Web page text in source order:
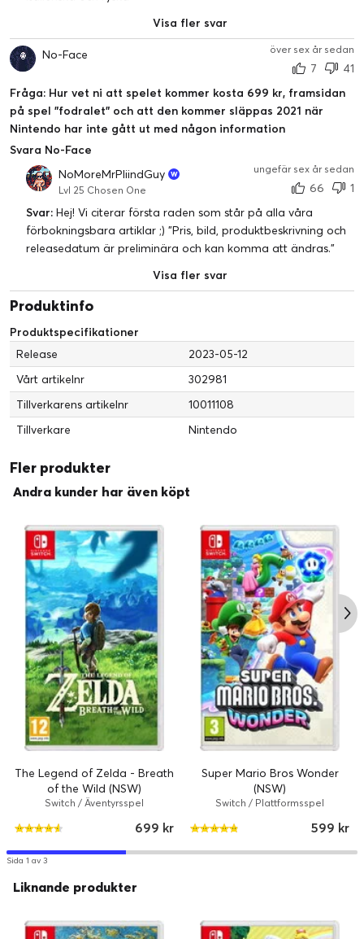
Visa fler svar
No-Face över sex år sedan
7
41
Fråga: Hur vet ni att spelet kommer kosta 699 kr, framsidan
på spel ”fodralet” och att den kommer släppas 2021 när
Nintendo har inte gått ut med någon information
Svara No-Face
NoMoreMrPliindGuy
Lvl 25 Chosen One
ungefär sex år sedan
66
1
Svar: Hej! Vi citerar första raden som står på alla våra
förbokningsbara artiklar ;) "Pris, bild, produktbeskrivning och
releasedatum är preliminära och kan komma att ändras."
Visa fler svar
Produktinfo
Produktspecifikationer
Release
2023-05-12
Vårt artikelnr
302981
Tillverkarens artikelnr
10011108
Tillverkare
Nintendo
Fler produkter
Andra kunder har även köpt
The Legend of Zelda - Breath
of the Wild (NSW)
Switch / Äventyrsspel
699 kr
Super Mario Bros Wonder
(NSW)
Switch / Plattformsspel
599 kr
Sida 1 av 3
Liknande produkter